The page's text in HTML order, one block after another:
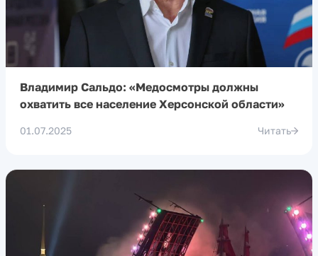
Владимир Сальдо: «Медосмотры должны
охватить все население Херсонской области»
01.07.2025 Читать